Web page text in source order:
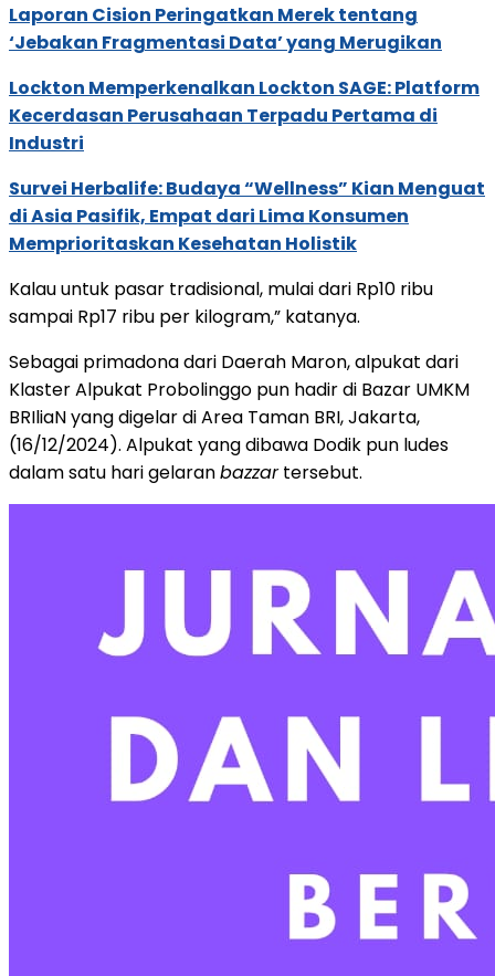
Laporan Cision Peringatkan Merek tentang
‘Jebakan Fragmentasi Data’ yang Merugikan
Lockton Memperkenalkan Lockton SAGE: Platform
Kecerdasan Perusahaan Terpadu Pertama di
Industri
Survei Herbalife: Budaya “Wellness” Kian Menguat
di Asia Pasifik, Empat dari Lima Konsumen
Memprioritaskan Kesehatan Holistik
Kalau untuk pasar tradisional, mulai dari Rp10 ribu
sampai Rp17 ribu per kilogram,” katanya.
Sebagai primadona dari Daerah Maron, alpukat dari
Klaster Alpukat Probolinggo pun hadir di Bazar UMKM
BRIliaN yang digelar di Area Taman BRI, Jakarta,
(16/12/2024). Alpukat yang dibawa Dodik pun ludes
dalam satu hari gelaranbazzartersebut.